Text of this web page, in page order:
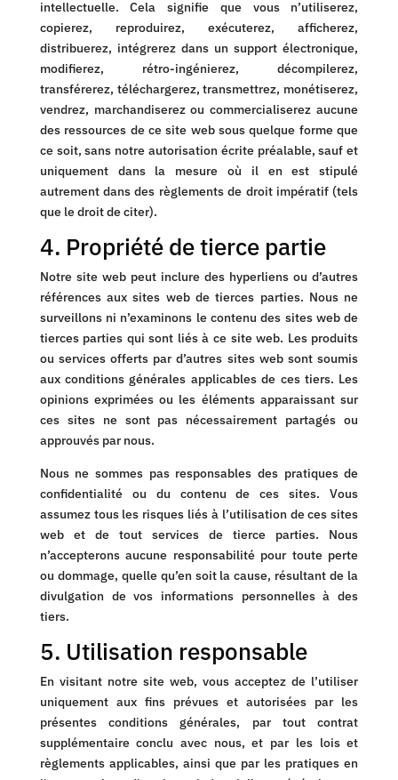
intellectuelle. Cela signifie que vous n’utiliserez,
copierez, reproduirez, exécuterez, afficherez,
distribuerez, intégrerez dans un support électronique,
modifierez, rétro-ingénierez, décompilerez,
transférerez, téléchargerez, transmettrez, monétiserez,
vendrez, marchandiserez ou commercialiserez aucune
des ressources de ce site web sous quelque forme que
ce soit, sans notre autorisation écrite préalable, sauf et
uniquement dans la mesure où il en est stipulé
autrement dans des règlements de droit impératif (tels
que le droit de citer).
4. Propriété de tierce partie
Notre site web peut inclure des hyperliens ou d’autres
références aux sites web de tierces parties. Nous ne
surveillons ni n’examinons le contenu des sites web de
tierces parties qui sont liés à ce site web. Les produits
ou services offerts par d’autres sites web sont soumis
aux conditions générales applicables de ces tiers. Les
opinions exprimées ou les éléments apparaissant sur
ces sites ne sont pas nécessairement partagés ou
approuvés par nous.
Nous ne sommes pas responsables des pratiques de
confidentialité ou du contenu de ces sites. Vous
assumez tous les risques liés à l’utilisation de ces sites
web et de tout services de tierce parties. Nous
n’accepterons aucune responsabilité pour toute perte
ou dommage, quelle qu’en soit la cause, résultant de la
divulgation de vos informations personnelles à des
tiers.
5. Utilisation responsable
En visitant notre site web, vous acceptez de l’utiliser
uniquement aux fins prévues et autorisées par les
présentes conditions générales, par tout contrat
supplémentaire conclu avec nous, et par les lois et
règlements applicables, ainsi que par les pratiques en